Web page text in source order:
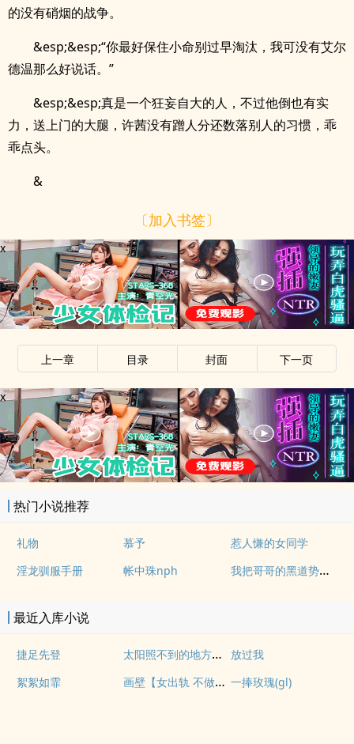
的没有硝烟的战争。
&esp;&esp;“你最好保住小命别过早淘汰，我可没有艾尔
德温那么好说话。”
&esp;&esp;真是一个狂妄自大的人，不过他倒也有实
力，送上门的大腿，许茜没有蹭人分还数落别人的习惯，乖
乖点头。
&
〔加入书签〕
x
上一章 目录 封面 下一页
x
热门小说推荐
礼物 慕予
惹人慊的女同学
淫龙驯服手册
帐中珠nph 我把哥哥的黑道势力睡了
最近入库小说
捷足先登 太阳照不到的地方【百合 s】
放过我
絮絮如霏
画壁【女出轨 不做会死h】 一捧玫瑰(gl)